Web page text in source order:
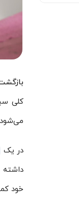
کلی
در یک
داشته
خود